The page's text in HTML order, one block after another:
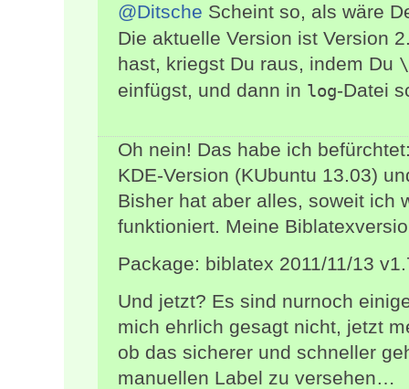
@Ditsche Scheint so, als wäre
Die aktuelle Version ist Version
hast, kriegst Du raus, indem Du
einfügst, und dann in log-Datei
Oh nein! Das habe ich
KDE-Version (KUbuntu 13.03)
Bisher hat aber alles, soweit ich
funktioniert. Meine
Package: biblatex 2011/11/13
Und jetzt? Es sind nurnoch
mich ehrlich gesagt nicht, jetzt
ob das sicherer und schneller
manuellen Label zu versehen…